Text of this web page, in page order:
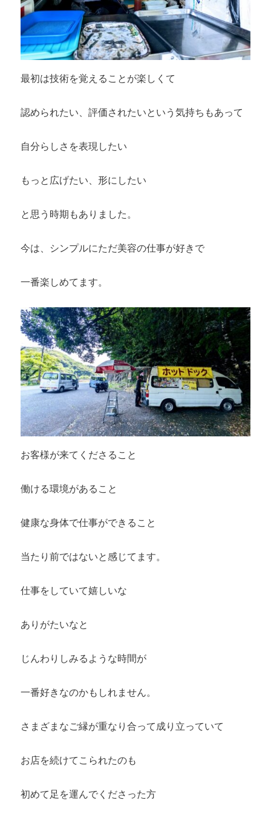
最初は技術を覚えることが楽しくて
認められたい、評価されたいという気持ちもあって
自分らしさを表現したい
もっと広げたい、形にしたい
と思う時期もありました。
今は、シンプルにただ美容の仕事が好きで
一番楽しめてます。
お客様が来てくださること
働ける環境があること
健康な身体で仕事ができること
当たり前ではないと感じてます。
仕事をしていて嬉しいな
ありがたいなと
じんわりしみるような時間が
一番好きなのかもしれません。
さまざまなご縁が重なり合って成り立っていて
お店を続けてこられたのも
初めて足を運んでくださった方